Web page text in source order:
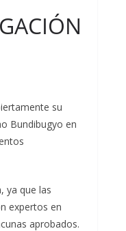
su
Bundibugyo en
ya que las
expertos en
aprobados.